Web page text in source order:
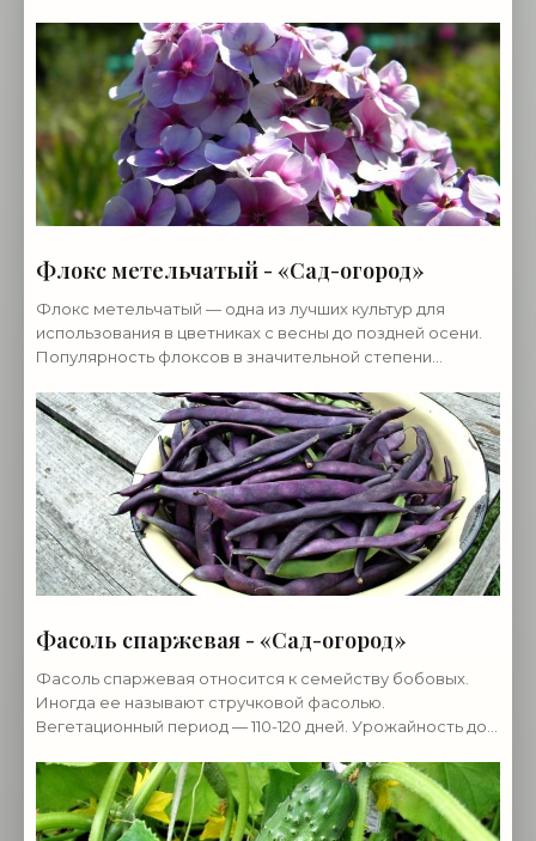
Флокс метельчатый - «Сад-огород»
Флокс метельчатый — одна из лучших культур для
использования в цветниках с весны до поздней осени.
Популярность флоксов в значительной степени
цветов,
Фасоль спаржевая - «Сад-огород»
Фасоль спаржевая относится к семейству бобовых.
Иногда ее называют стручковой фасолью.
Вегетационный период — 110-120 дней. Урожайность до
спаржевой